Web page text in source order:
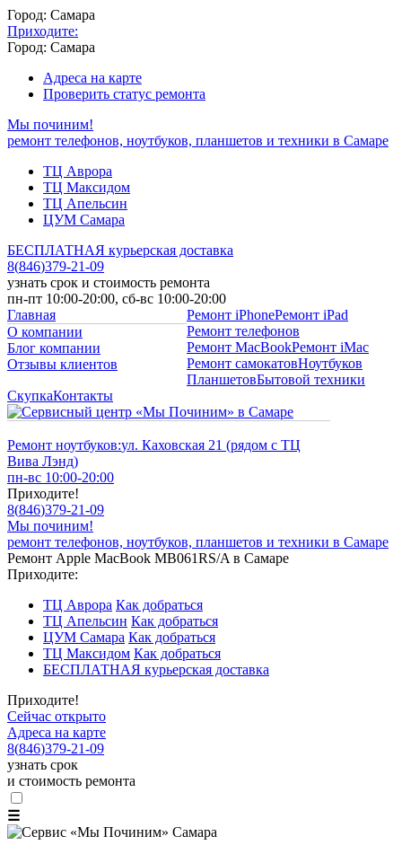
Город: Самара
Приходите:
Город: Самара
Адреса на карте
Проверить статус ремонта
Мы починим!
ремонт телефонов, ноутбуков, планшетов и техники в Самаре
ТЦ Аврора
ТЦ Максидом
ТЦ Апельсин
ЦУМ Самара
БЕСПЛАТНАЯ курьерская доставка
8(846)379-21-09
узнать срок и стоимость ремонта
пн-пт 10:00-20:00, сб-вс 10:00-20:00
Главная
О компании
Блог компании
Отзывы клиентов
Ремонт iPhoneРемонт iPad
Ремонт телефонов
Ремонт MacBookРемонт iMac
Ремонт самокатовНоутбуков
ПланшетовБытовой техники
СкупкаКонтакты
Ремонт ноутбуков:ул. Каховская 21 (рядом с ТЦ
Вива Лэнд)
пн-вс 10:00-20:00
Приходите!
8(846)379-21-09
Мы починим!
ремонт телефонов, ноутбуков, планшетов и техники в Самаре
Ремонт Apple MacBook MB061RS/A в Самаре
Приходите:
ТЦ Аврора Как добраться
ТЦ Апельсин Как добраться
ЦУМ Самара Как добраться
ТЦ Максидом Как добраться
БЕСПЛАТНАЯ курьерская доставка
Приходите!
Сейчас открыто
Адреса на карте
8(846)379-21-09
узнать срок
и стоимость ремонта
☰